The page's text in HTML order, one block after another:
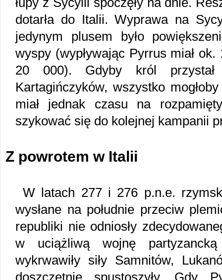
dotarła do Italii. Wyprawa na
jedynym plusem było
wyspy (wypływając Pyrrus miał
20 000). Gdyby król przystał
Kartagińczyków, wszystko
miał jednak czasu na
szykować się do kolejnej kampanii
Z powrotem w Italii
W latach 277 i 276 p.n.e.
wysłane na południe przeciw
republiki nie odniosły
w uciążliwą wojnę
wykrwawiły siły Samnitów,
doszczętnie spustoszyły. Gdy